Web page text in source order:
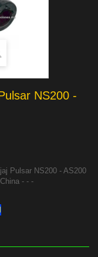
NS200 -
Pulsar NS200 - AS200
- - -